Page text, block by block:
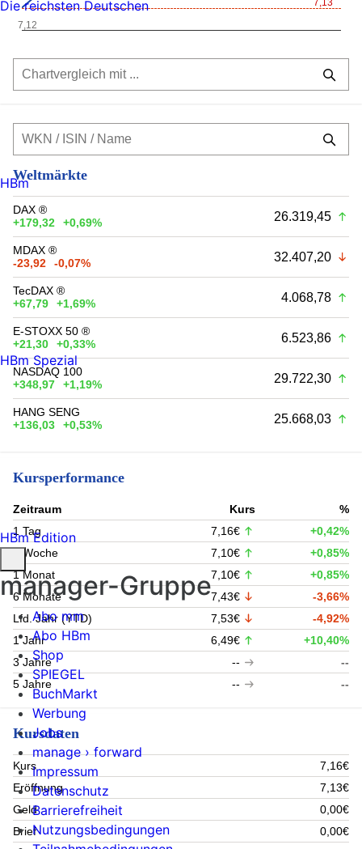
7,12
Weltmärkte
DAX ®
+179,32
+0,69% 26.319,45
MDAX ®
-23,92
-0,07% 32.407,20
TecDAX ®
+67,79
+1,69% 4.068,78
E-STOXX 50 ®
+21,30
+0,33% 6.523,86
NASDAQ 100
+348,97
+1,19% 29.722,30
HANG SENG
+136,03
+0,53% 25.668,03
Kursperformance
Zeitraum Kurs
%
1 Tag
7,16€
+0,42%
1 Woche
7,10€
+0,85%
1 Monat
7,10€
+0,85%
6 Monate
7,43€
-3,66%
Lfd. Jahr (YTD)
7,53€
-4,92%
1 Jahr
6,49€
+10,40%
3 Jahre
--
--
5 Jahre
-- --
Kursdaten
Kurs
7,16€
Eröffnung
7,13€
Geld
0,00€
Brief
0,00€
Die reichsten Deutschen
HBm
HBm Spezial
HBm Edition
manager-Gruppe
Abo mm
Abo HBm
Shop
SPIEGEL
BuchMarkt
Werbung
Jobs
manage › forward
Impressum
Datenschutz
Barrierefreiheit
Nutzungsbedingungen